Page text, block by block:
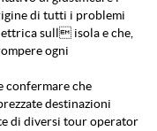
di tutti i problemi
sull isola e che,
ogni
confermare che
destinazioni
di diversi tour operator